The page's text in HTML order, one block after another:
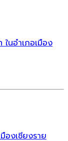
นอำเภอเมือง
องเชียงราย